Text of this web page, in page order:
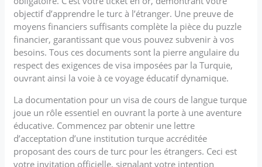
objectif d’apprendre le turc à l’étranger. Une preuve de
moyens financiers suffisants complète la pièce du puzzle
financier, garantissant que vous pouvez subvenir à vos
besoins. Tous ces documents sont la pierre angulaire du
respect des exigences de visa imposées par la Turquie,
ouvrant ainsi la voie à ce voyage éducatif dynamique.
La documentation pour un visa de cours de langue turque
joue un rôle essentiel en ouvrant la porte à une aventure
éducative. Commencez par obtenir une lettre
d’acceptation d’une institution turque accréditée
proposant des cours de turc pour les étrangers. Ceci est
votre invitation officielle, signalant votre intention